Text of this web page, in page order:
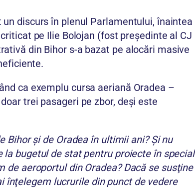
discurs în plenul Parlamentului, înaintea
pe Ilie Bolojan (fost președinte al CJ
din Bihor s-a bazat pe alocări masive
ca exemplu cursa aeriană Oradea –
trei pasageri pe zbor, deși este
Bihor şi de Oradea în ultimii ani? Şi nu
la bugetul de stat pentru proiecte în special
aeroportul din Oradea? Dacă se susţine
înţelegem lucrurile din punct de vedere